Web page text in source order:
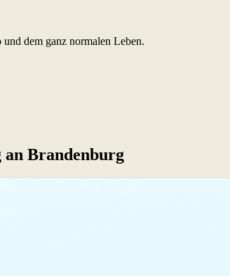
dem ganz normalen Leben.
an Brandenburg